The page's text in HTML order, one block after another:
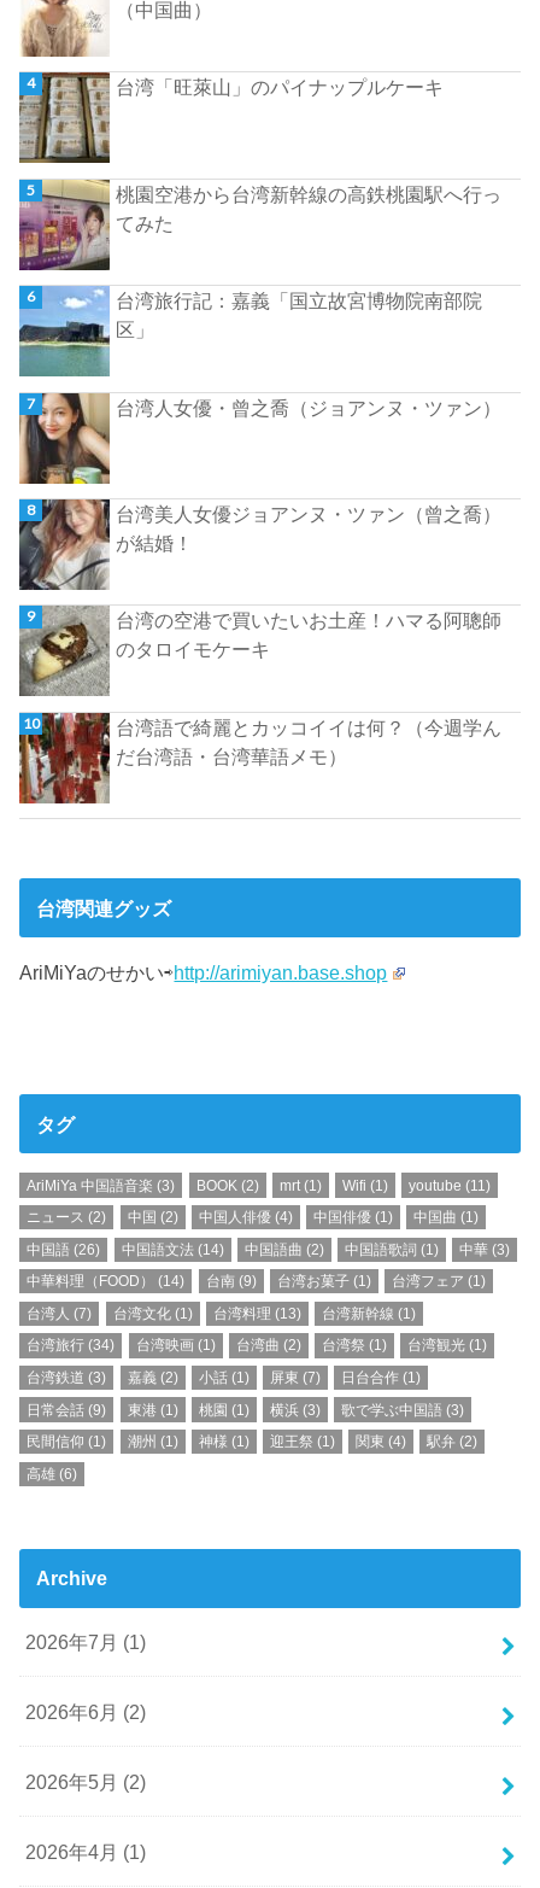
（中国曲）
台湾「旺萊山」のパイナップルケーキ
桃園空港から台湾新幹線の高鉄桃園駅へ行っ
てみた
台湾旅行記：嘉義「国立故宮博物院南部院
区」
台湾人女優・曾之喬（ジョアンヌ・ツァン）
台湾美人女優ジョアンヌ・ツァン（曾之喬）
が結婚！
台湾の空港で買いたいお土産！ハマる阿聰師
のタロイモケーキ
台湾語で綺麗とカッコイイは何？（今週学ん
だ台湾語・台湾華語メモ）
台湾関連グッズ
AriMiYaのせかい⇨http://arimiyan.base.shop
タグ
AriMiYa 中国語音楽 (3) BOOK (2) mrt(1) Wifi (1) youtube (11)
ニュース (2) 中国 (2) 中国人俳優(4) 中国俳優 (1) 中国曲 (1)
中国語 (26) 中国語文法 (14) 中国語曲 (2) 中国語歌詞 (1) 中華 (3)
中華料理（FOOD）
(14) 台南 (9) 台湾お菓子(1) 台湾フェア (1)
台湾人 (7) 台湾文化(1) 台湾料理 (13) 台湾新幹線 (1)
台湾旅行 (34) 台湾映画(1) 台湾曲 (2) 台湾祭 (1) 台湾観光 (1)
台湾鉄道 (3) 嘉義 (2) 小話(1) 屏東 (7) 日台合作 (1)
日常会話 (9) 東港(1) 桃園 (1) 横浜 (3) 歌で学ぶ中国語 (3)
民間信仰 (1) 潮州 (1) 神様 (1) 迎王祭 (1) 関東 (4) 駅弁 (2)
高雄 (6)
Archive
2026年7月 (1)
2026年6月 (2)
2026年5月 (2)
2026年4月 (1)